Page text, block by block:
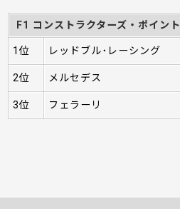
F1 コンストラクターズ・ポイント
1位 レッドブル･レーシング
2位 メルセデス
3位 フェラーリ